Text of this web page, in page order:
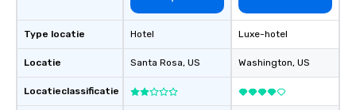
Type locatie
Locatie
Locatieclassificatie
Hotel
Santa Rosa, US
Luxe-hotel
Washington, US